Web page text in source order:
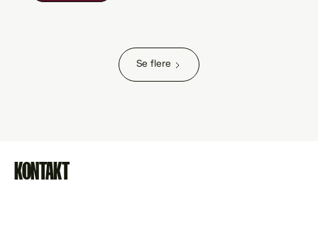
Se flere
KONTAKT